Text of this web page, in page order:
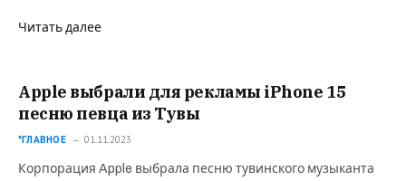
Читать далее
Apple выбрали для рекламы iPhone 15
песню певца из Тувы
*ГЛАВНОЕ 01.11.2023
Корпорация Apple выбрала песню тувинского музыканта